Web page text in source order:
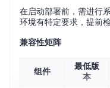
在启动部署前，需进行
环境有特定要求，提前
兼容性矩阵
组件
最低版
本